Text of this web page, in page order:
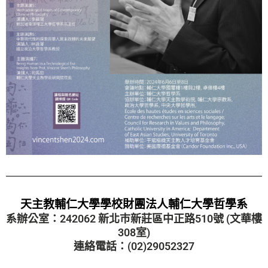
天主教輔仁大學學校財團法人輔仁大學哲學系
系辦公室：242062 新北巿新莊區中正路510號 (文華樓
308室)
連絡電話：(02)29052327